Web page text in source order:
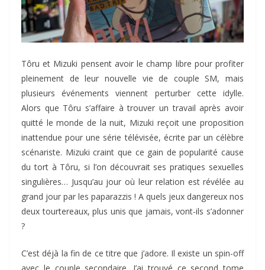
Tôru et Mizuki pensent avoir le champ libre pour profiter
pleinement de leur nouvelle vie de couple SM, mais
plusieurs événements viennent perturber cette idylle.
Alors que Tôru s’affaire à trouver un travail après avoir
quitté le monde de la nuit, Mizuki reçoit une proposition
inattendue pour une série télévisée, écrite par un célèbre
scénariste. Mizuki craint que ce gain de popularité cause
du tort à Tôru, si l’on découvrait ses pratiques sexuelles
singulières… Jusqu’au jour où leur relation est révélée au
grand jour par les paparazzis ! A quels jeux dangereux nos
deux tourtereaux, plus unis que jamais, vont-ils s’adonner
?
C’est déjà la fin de ce titre que j’adore. Il existe un spin-off